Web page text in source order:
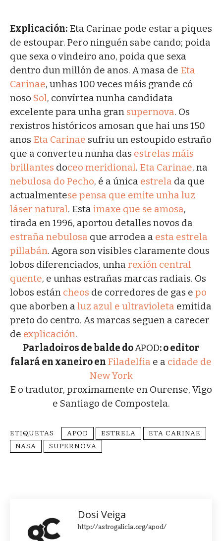
Explicación: Eta Carinae pode estar a piques
de estoupar. Pero ninguén sabe cando; poida
que sexa o vindeiro ano, poida que sexa
dentro dun millón de anos. A masa de Eta
Carinae, unhas 100 veces máis grande có
noso Sol, convírtea nunha candidata
excelente para unha gran supernova. Os
rexistros históricos amosan que hai uns 150
anos Eta Carinae sufriu un estoupido estraño
que a converteu nunha das estrelas máis
brillantes doceo meridional. Eta Carinae, na
nebulosa do Pecho, é a única estrela da que
actualmentese pensa que emite unha luz
láser natural. Esta imaxe que se amosa,
tirada en 1996, aportou detalles novos da
estraña nebulosa que arrodea a esta estrela
pillabán. Agora son visibles claramente dous
lobos diferenciados, unha rexión central
quente, e unhas estrañas marcas radiais. Os
lobos están cheos de corredores de gas e po
que aborben a luz azul e ultravioleta emitida
preto do centro. As marcas seguen a carecer
de explicación.
Parladoiros de balde doAPOD: o editor
falará en xaneiro en Filadelfia e a cidade de
New York
E o tradutor, proximamente en Ourense, Vigo
e Santiago de Compostela.
ETIQUETAS APOD ESTRELA
ETA CARINAE
NASA
SUPERNOVA
Dosi Veiga
http://astrogalicia.org/apod/